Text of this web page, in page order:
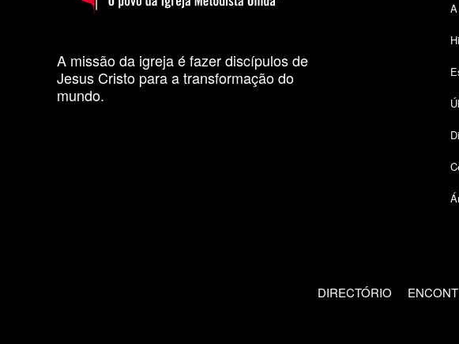
A missão da igreja é fazer discípulos de
Jesus Cristo para a transformação do
mundo.
DIRECTÓRIO